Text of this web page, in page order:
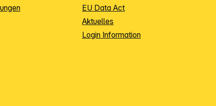
EU Data Act
Aktuelles
Login Information